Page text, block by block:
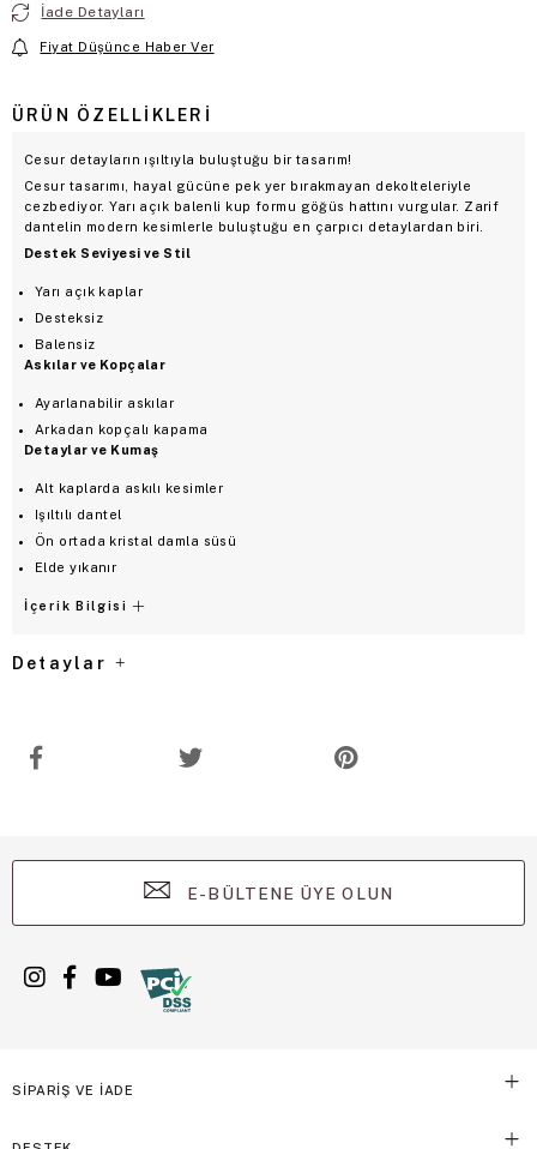
İade Detayları
Fiyat Düşünce Haber Ver
ÜRÜN ÖZELLIKLERI
Cesur detayların ışıltıyla buluştuğu bir tasarım!
Cesur tasarımı, hayal gücüne pek yer bırakmayan dekolteleriyle
cezbediyor. Yarı açık balenli kup formu göğüs hattını vurgular. Zarif
dantelin modern kesimlerle buluştuğu en çarpıcı detaylardan biri.
Destek Seviyesi ve Stil
Yarı açık kaplar
Desteksiz
Balensiz
Askılar ve Kopçalar
Ayarlanabilir askılar
Arkadan kopçalı kapama
Detaylar ve Kumaş
Alt kaplarda askılı kesimler
Işıltılı dantel
Ön ortada kristal damla süsü
Elde yıkanır
İçerik Bilgisi
Detaylar
E-BÜLTENE ÜYE OLUN
SİPARİŞ VE İADE